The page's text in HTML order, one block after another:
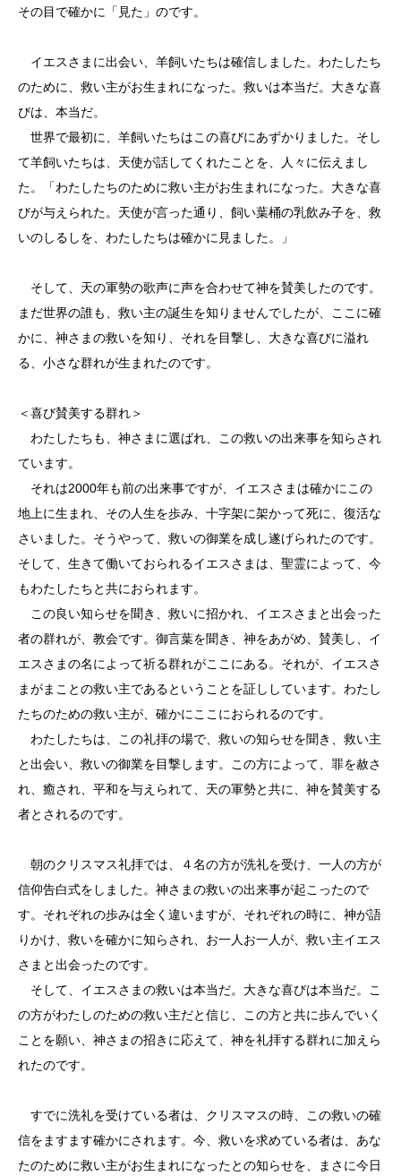
その目で確かに「見た」のです。
イエスさまに出会い、羊飼いたちは確信しました。わたしたち
のために、救い主がお生まれになった。救いは本当だ。大きな喜
びは、本当だ。
世界で最初に、羊飼いたちはこの喜びにあずかりました。そし
て羊飼いたちは、天使が話してくれたことを、人々に伝えまし
た。「わたしたちのために救い主がお生まれになった。大きな喜
びが与えられた。天使が言った通り、飼い葉桶の乳飲み子を、救
いのしるしを、わたしたちは確かに見ました。」
そして、天の軍勢の歌声に声を合わせて神を賛美したのです。
まだ世界の誰も、救い主の誕生を知りませんでしたが、ここに確
かに、神さまの救いを知り、それを目撃し、大きな喜びに溢れ
る、小さな群れが生まれたのです。
＜喜び賛美する群れ＞
わたしたちも、神さまに選ばれ、この救いの出来事を知らされ
ています。
それは2000年も前の出来事ですが、イエスさまは確かにこの
地上に生まれ、その人生を歩み、十字架に架かって死に、復活な
さいました。そうやって、救いの御業を成し遂げられたのです。
そして、生きて働いておられるイエスさまは、聖霊によって、今
もわたしたちと共におられます。
この良い知らせを聞き、救いに招かれ、イエスさまと出会った
者の群れが、教会です。御言葉を聞き、神をあがめ、賛美し、イ
エスさまの名によって祈る群れがここにある。それが、イエスさ
まがまことの救い主であるということを証ししています。わたし
たちのための救い主が、確かにここにおられるのです。
わたしたちは、この礼拝の場で、救いの知らせを聞き、救い主
と出会い、救いの御業を目撃します。この方によって、罪を赦さ
れ、癒され、平和を与えられて、天の軍勢と共に、神を賛美する
者とされるのです。
朝のクリスマス礼拝では、４名の方が洗礼を受け、一人の方が
信仰告白式をしました。神さまの救いの出来事が起こったので
す。それぞれの歩みは全く違いますが、それぞれの時に、神が語
りかけ、救いを確かに知らされ、お一人お一人が、救い主イエス
さまと出会ったのです。
そして、イエスさまの救いは本当だ。大きな喜びは本当だ。こ
の方がわたしのための救い主だと信じ、この方と共に歩んでいく
ことを願い、神さまの招きに応えて、神を礼拝する群れに加えら
れたのです。
すでに洗礼を受けている者は、クリスマスの時、この救いの確
信をますます確かにされます。今、救いを求めている者は、あな
たのために救い主がお生まれになったとの知らせを、まさに今日